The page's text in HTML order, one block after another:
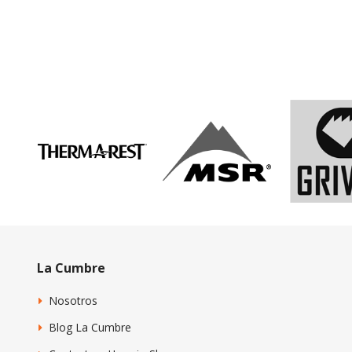
La Cumbre
Nosotros
Blog La Cumbre